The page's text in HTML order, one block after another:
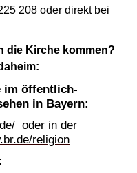
208 oder direkt bei
die Kirche kommen?
im öffentlich-
in Bayern:
oder in der
religion